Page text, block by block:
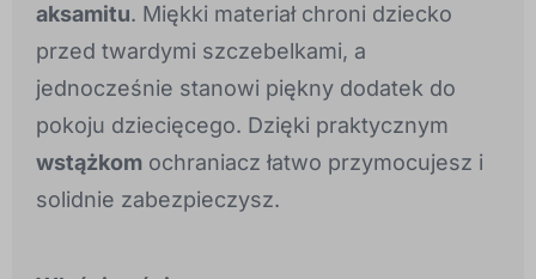
aksamitu. Miękki materiał chroni dziecko
przed twardymi szczebelkami, a
jednocześnie stanowi piękny dodatek do
pokoju dziecięcego. Dzięki praktycznym
wstążkom ochraniacz łatwo przymocujesz i
solidnie zabezpieczysz.